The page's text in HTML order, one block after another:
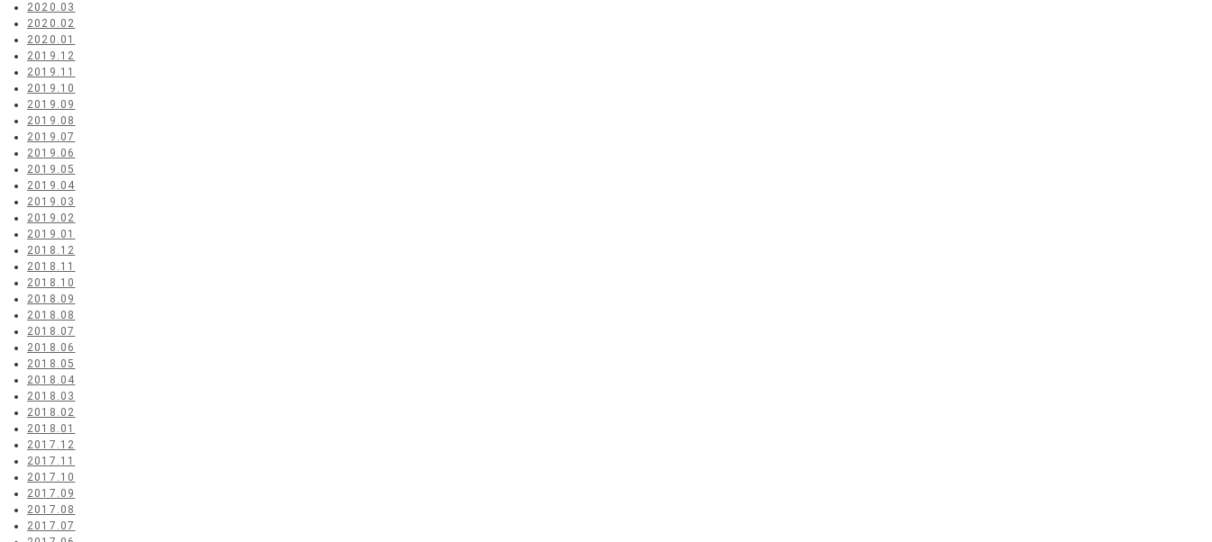
2020.03
2020.02
2020.01
2019.12
2019.11
2019.10
2019.09
2019.08
2019.07
2019.06
2019.05
2019.04
2019.03
2019.02
2019.01
2018.12
2018.11
2018.10
2018.09
2018.08
2018.07
2018.06
2018.05
2018.04
2018.03
2018.02
2018.01
2017.12
2017.11
2017.10
2017.09
2017.08
2017.07